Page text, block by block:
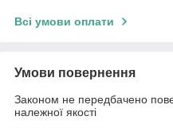
Всі умови оплати
Умови повернення
Законом не передбачено
належної якості